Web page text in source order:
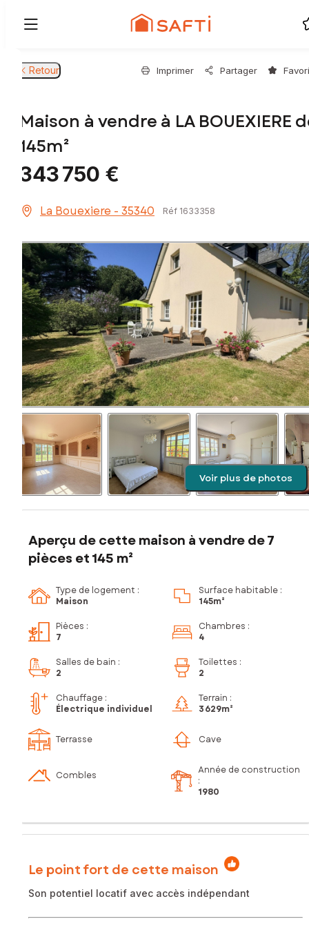
Retour Imprimer Partager
Maison à vendre à LA BOUEXIERE
145m²
343 750 €
La Bouexiere - 35340 Réf 1633358
Voir plus de photos
Aperçu de cette maison à vendre de 7
pièces et 145 m²
Type de logement :
Maison
Surface habitable :
145m²
Pièces :
7
Chambres :
4
Salles de bain :
2
Toilettes :
2
Chauffage :
Électrique individuel
Terrain :
3 629m²
Terrasse Cave
Combles
Année de construction
:
1980
Le point fort de cette maison
Son potentiel locatif avec accès indépendant